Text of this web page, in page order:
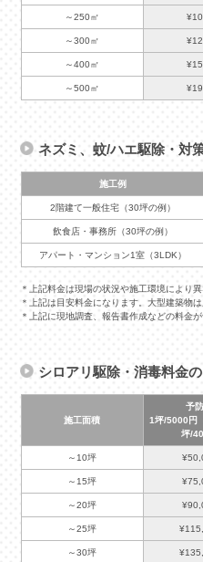
～250㎡
～300㎡
～400㎡
～500㎡
ネズミ、蚊/ハエ駆除・対
施工例
2階建て一般住宅（30坪の例）
飲食店・事務所（30坪の例）
アパート・マンション1室（3LDK）
＊上記料金は現場の状況や施工環境により異
＊上記は目安料金になります。大型建築物
＊上記に現地調査、報告書作成などの料金が
シロアリ駆除・消毒料金
施工面積
予
1坪/5000円
坪/
～10坪
～15坪
～20坪
～25坪
～30坪